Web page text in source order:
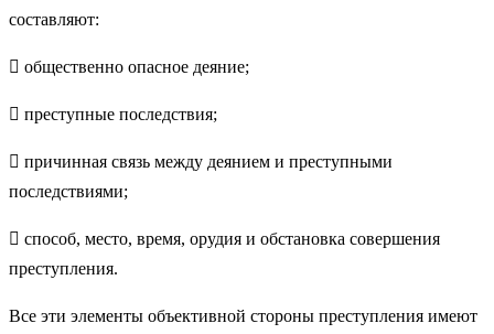
составляют:
 общественно опасное деяние;
 преступные последствия;
 причинная связь между деянием и преступными
последствиями;
 способ, место, время, орудия и обстановка совершения
преступления.
Все эти элементы объективной стороны преступления имеют